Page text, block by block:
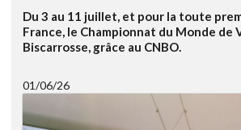
Du 3 au 11 juillet, et pour la toute
France, le Championnat du Monde de
Biscarrosse, grâce au CNBO.
01/06/26